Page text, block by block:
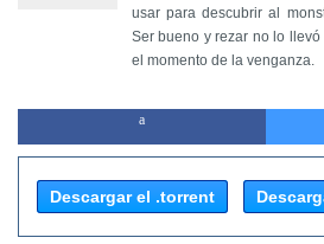
usar para descubrir al
Ser bueno y rezar no lo
el momento de la venganza.
Descargar el .torrent